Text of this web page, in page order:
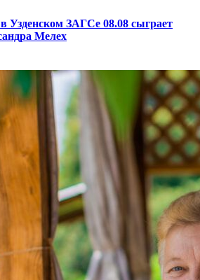
Узденском ЗАГСе 08.08 сыграет
Мелех